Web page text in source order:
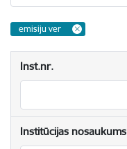
emisiju ver
Inst.nr.
Institūcijas nosaukums